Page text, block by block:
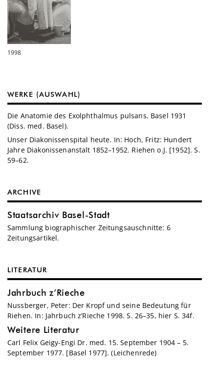
1998
WERKE (AUSWAHL)
Die Anatomie des Exolphthalmus pulsans. Basel 1931
(Diss. med. Basel).
Unser Diakonissenspital heute. In: Hoch, Fritz: Hundert
Jahre Diakonissenanstalt 1852–1952. Riehen o.J. [1952]. S.
59–62.
ARCHIVE
Staatsarchiv Basel-Stadt
Sammlung biographischer Zeitungsauschnitte: 6
Zeitungsartikel.
LITERATUR
Jahrbuch z’Rieche
Nussberger, Peter: Der Kropf und seine Bedeutung für
Riehen. In: Jahrbuch z’Rieche 1998. S. 26–35, hier S. 34f.
Weitere Literatur
Carl Felix Geigy-Engi Dr. med. 15. September 1904 – 5.
September 1977. [Basel 1977]. (Leichenrede)